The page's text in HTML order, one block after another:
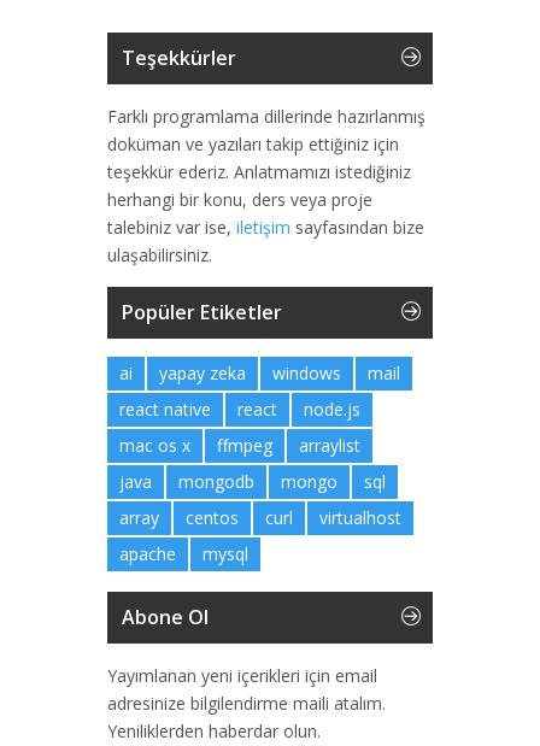
Teşekkürler
Farklı programlama dillerinde hazırlanmış
doküman ve yazıları takip ettiğiniz için
teşekkür ederiz. Anlatmamızı istediğiniz
herhangi bir konu, ders veya proje
talebiniz var ise, iletişim sayfasından bize
ulaşabilirsiniz.
Popüler Etiketler
ai yapay zeka windows
mail
react native
react
node.js
mac os x
ffmpeg
arraylist
java
mongodb mongo
sql
array
centos curl
virtualhost
apache
mysql
Abone Ol
Yayımlanan yeni içerikleri için email
adresinize bilgilendirme maili atalım.
Yeniliklerden haberdar olun.